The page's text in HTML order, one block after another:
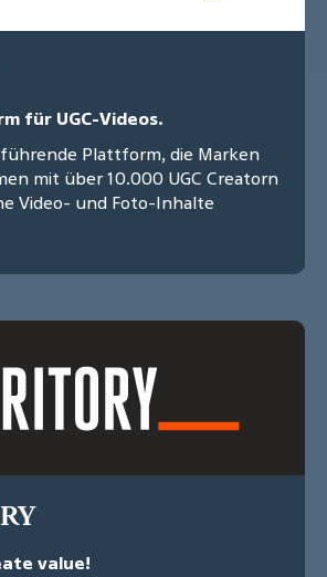
für UGC-Videos.
führende Plattform, die Marken
mit über 10.000 UGC Creatorn
Video- und Foto-Inhalte
value!